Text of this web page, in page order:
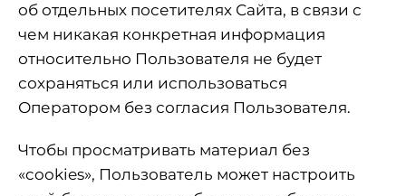
об отдельных посетителях Сайта, в связи с
чем никакая конкретная информация
относительно Пользователя не будет
сохраняться или использоваться
Оператором без согласия Пользователя.
Чтобы просматривать материал без
«cookies», Пользователь может настроить